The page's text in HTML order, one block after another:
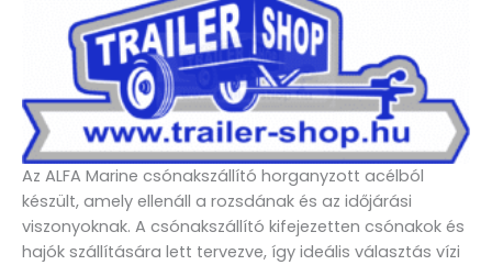
Az ALFA Marine csónakszállító horganyzott acélból
készült, amely ellenáll a rozsdának és az időjárási
viszonyoknak. A csónakszállító kifejezetten csónakok és
hajók szállítására lett tervezve, így ideális választás vízi